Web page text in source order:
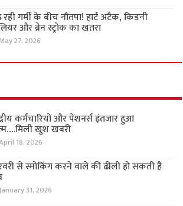
गर्मी के बीच नौतपा! हार्ट अटैक, किडनी
और ब्रेन स्ट्रोक का खतरा
27, 2026
कर्मचारियों और पेंशनर्स इंतजार हुआ
खुश खबरी
18, 2026
से स्मोकिंग करने वाले की ढीली हो सकती है
31, 2026